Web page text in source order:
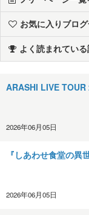
お気に入りブロ
よく読まれてい
ARASHI LIVE
2026年06月05日
『しあわせ食堂の異
2026年06月05日